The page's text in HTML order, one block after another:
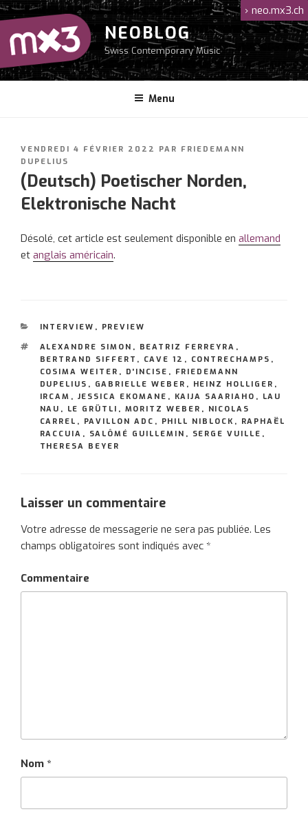
Aller
au
contenu
principal
NEOBLOG
Swiss Contemporary Music
Menu
› neo.mx3.ch
PUBLIÉ
LE
VENDREDI 4 FÉVRIER 2022 PAR FRIEDEMANN
DUPELIUS
(Deutsch) Poetischer Norden,
Elektronische Nacht
Désolé, cet article est seulement disponible en allemand
et anglais américain.
CATÉGORIES
INTERVIEW , PREVIEW
ÉTIQUETTES
ALEXANDRE SIMON , BEATRIZ FERREYRA ,
BERTRAND SIFFERT , CAVE 12 , CONTRECHAMPS ,
COSIMA WEITER , D'INCISE , FRIEDEMANN
DUPELIUS , GABRIELLE WEBER , HEINZ HOLLIGER ,
IRCAM , JESSICA EKOMANE , KAIJA SAARIAHO , LAU
NAU , LE GRÜTLI , MORITZ WEBER , NICOLAS
CARREL , PAVILLON ADC , PHILL NIBLOCK , RAPHAËL
RACCUIA , SALÔMÉ GUILLEMIN , SERGE VUILLE ,
THERESA BEYER
Laisser un commentaire
Votre adresse de messagerie ne sera pas publiée. Les
champs obligatoires sont indiqués avec *
Commentaire
Nom *